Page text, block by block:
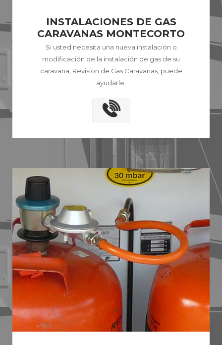
INSTALACIONES DE GAS
CARAVANAS MONTECORTO
Si usted necesita una nueva instalación o
modificación de la instalación de gas de su
caravana, Revision de Gas Caravanas, puede
ayudarle.